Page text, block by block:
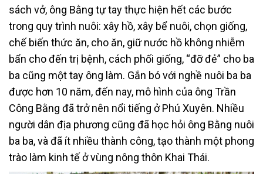
sách vở, ông Bằng tự tay thực hiện hết các bước
trong quy trình nuôi: xây hồ, xây bể nuôi, chọn giống,
chế biến thức ăn, cho ăn, giữ nước hồ không nhiễm
bẩn cho đến trị bệnh, cách phối giống, “đỡ đẻ” cho ba
ba cũng một tay ông làm. Gắn bó với nghề nuôi ba ba
được hơn 10 năm, đến nay, mô hình của ông Trần
Công Bằng đã trở nên nổi tiếng ở Phú Xuyên. Nhiều
người dân địa phương cũng đã học hỏi ông Bằng nuôi
ba ba, và đã ít nhiều thành công, tạo thành một phong
trào làm kinh tế ở vùng nông thôn Khai Thái.